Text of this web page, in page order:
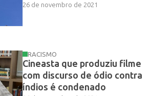
26 de novembro de 2021
RACISMO
Cineasta que produziu filme
com discurso de ódio contra
índios é condenado